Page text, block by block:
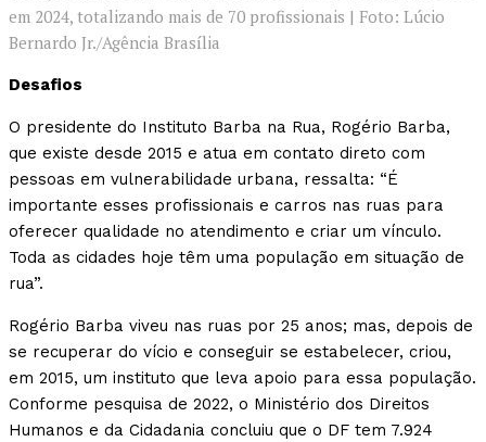
em 2024, totalizando mais de 70 profissionais | Foto: Lúcio
Bernardo Jr./Agência Brasília
Desafios
O presidente do Instituto Barba na Rua, Rogério Barba,
que existe desde 2015 e atua em contato direto com
pessoas em vulnerabilidade urbana, ressalta: “É
importante esses profissionais e carros nas ruas para
oferecer qualidade no atendimento e criar um vínculo.
Toda as cidades hoje têm uma população em situação de
rua”.
Rogério Barba viveu nas ruas por 25 anos; mas, depois de
se recuperar do vício e conseguir se estabelecer, criou,
em 2015, um instituto que leva apoio para essa população.
Conforme pesquisa de 2022, o Ministério dos Direitos
Humanos e da Cidadania concluiu que o DF tem 7.924